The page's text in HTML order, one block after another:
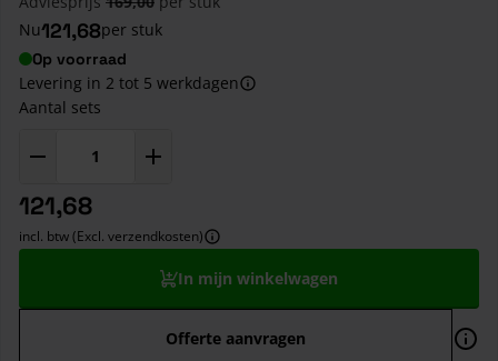
Nu121,68per stuk
Op voorraad
Levering in 2 tot 5 werkdagen
Aantal sets
121,68
incl. btw (Excl. verzendkosten)
In mijn winkelwagen
Offerte aanvragen